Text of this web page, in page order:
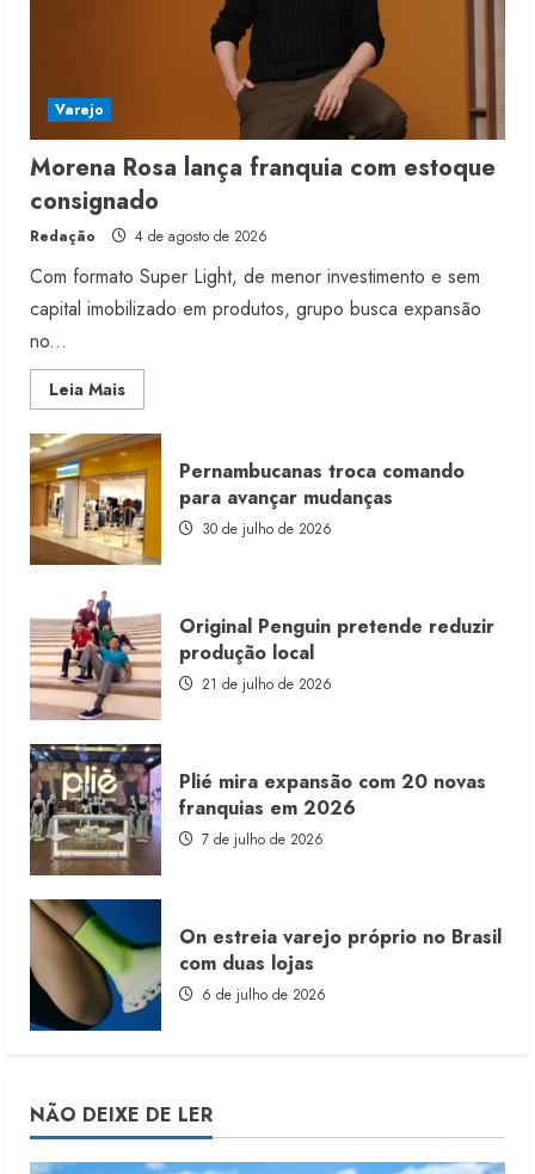
Varejo
Morena Rosa lança franquia com estoque
consignado
Redação 4 de agosto de 2026
Com formato Super Light, de menor investimento e sem
capital imobilizado em produtos, grupo busca expansão
no...
Leia MaisRead
more
Morena
Rosa
lança
franquia
com
estoque
consignado
Pernambucanas troca comando
para avançar mudanças
30 de julho de 2026
Original Penguin pretende reduzir
produção local
21 de julho de 2026
Plié mira expansão com 20 novas
franquias em 2026
7 de julho de 2026
On estreia varejo próprio no Brasil
com duas lojas
6 de julho de 2026
NÃO DEIXE DE LER